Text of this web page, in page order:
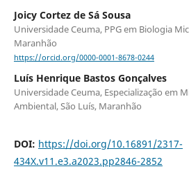
Joicy Cortez de Sá Sousa
Universidade Ceuma, PPG em Biologia
Maranhão
https://orcid.org/0000-0001-8678-0244
Luís Henrique Bastos Gonçalves
Universidade Ceuma, Especialização em
Ambiental, São Luís, Maranhão
DOI: https://doi.org/10.16891/2317-
434X.v11.e3.a2023.pp2846-2852